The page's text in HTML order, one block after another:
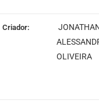
Criador:
OLIVEIRA